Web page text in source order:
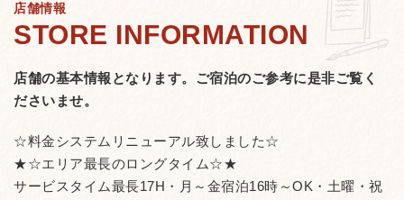
店舗情報
店舗の基本情報となります。 ご宿泊のご参考に是非ご覧く
ださいませ。
☆料金システムリニューアル致しました☆
★☆エリア最長のロングタイム☆★
サービスタイム最長17H・月～金宿泊16時～OK・土曜・祝